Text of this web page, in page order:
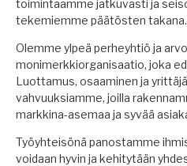
toimintaamme jatkuvasti ja
tekemiemme päätösten takana.
Olemme ylpeä perheyhtiö ja
monimerkkiorganisaatio, joka
Luottamus, osaaminen ja
vahvuuksiamme, joilla
markkina-asemaa ja syvää
Työyhteisönä panostamme
voidaan hyvin ja kehitytään